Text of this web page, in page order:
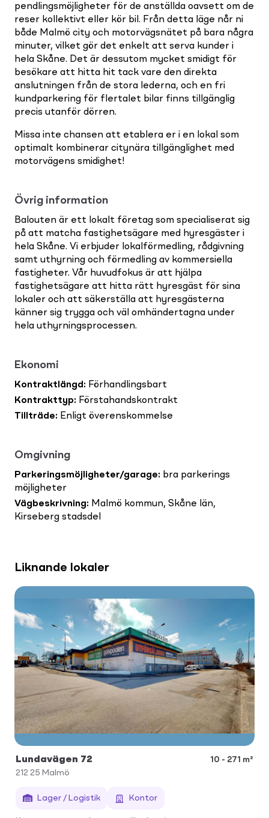
pendlingsmöjligheter för de anställda oavsett om de
reser kollektivt eller kör bil. Från detta läge når ni
både Malmö city och motorvägsnätet på bara några
minuter, vilket gör det enkelt att serva kunder i
hela Skåne. Det är dessutom mycket smidigt för
besökare att hitta hit tack vare den direkta
anslutningen från de stora lederna, och en fri
kundparkering för flertalet bilar finns tillgänglig
precis utanför dörren.
Missa inte chansen att etablera er i en lokal som
optimalt kombinerar citynära tillgänglighet med
motorvägens smidighet!
Övrig information
Balouten är ett lokalt företag som specialiserat sig
på att matcha fastighetsägare med hyresgäster i
hela Skåne. Vi erbjuder lokalförmedling, rådgivning
samt uthyrning och förmedling av kommersiella
fastigheter. Vår huvudfokus är att hjälpa
fastighetsägare att hitta rätt hyresgäst för sina
lokaler och att säkerställa att hyresgästerna
känner sig trygga och väl omhändertagna under
hela uthyrningsprocessen.
Ekonomi
Kontraktlängd : Förhandlingsbart
Kontrakttyp: Förstahandskontrakt
Tillträde: Enligt överenskommelse
Omgivning
Parkeringsmöjligheter/garage: bra parkerings
möjligheter
Vägbeskrivning: Malmö kommun, Skåne län,
Kirseberg stadsdel
Liknande lokaler
Lundavägen 72
10 - 271 m²
212 25 Malmö
Lager / Logistik Kontor